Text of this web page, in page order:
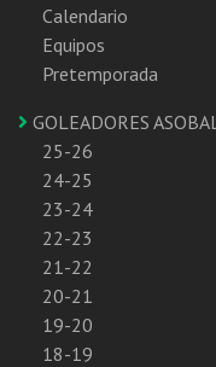
Calendario
Equipos
Pretemporada
GOLEADORES ASOBAL
25-26
24-25
23-24
22-23
21-22
20-21
19-20
18-19